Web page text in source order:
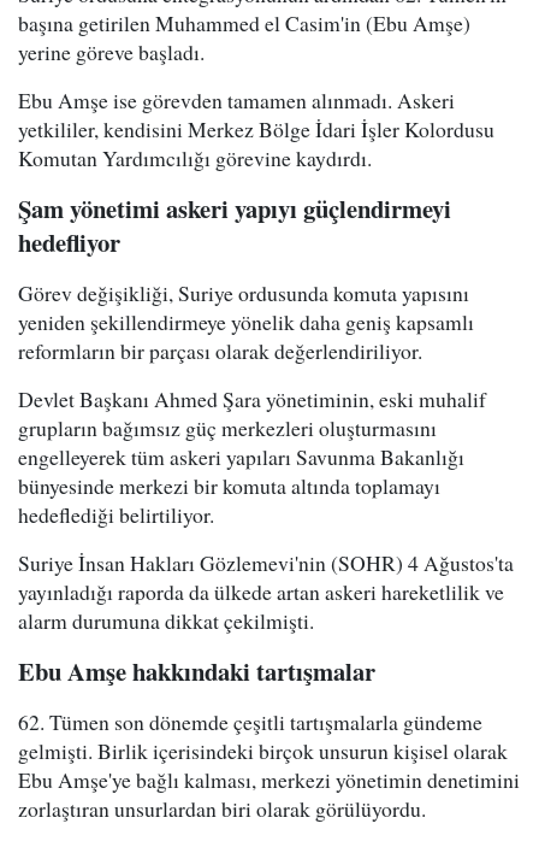
başına getirilen Muhammed el Casim'in (Ebu Amşe)
yerine göreve başladı.
Ebu Amşe ise görevden tamamen alınmadı. Askeri
yetkililer, kendisini Merkez Bölge İdari İşler Kolordusu
Komutan Yardımcılığı görevine kaydırdı.
Şam yönetimi askeri yapıyı güçlendirmeyi
hedefliyor
Görev değişikliği, Suriye ordusunda komuta yapısını
yeniden şekillendirmeye yönelik daha geniş kapsamlı
reformların bir parçası olarak değerlendiriliyor.
Devlet Başkanı Ahmed Şara yönetiminin, eski muhalif
grupların bağımsız güç merkezleri oluşturmasını
engelleyerek tüm askeri yapıları Savunma Bakanlığı
bünyesinde merkezi bir komuta altında toplamayı
hedeflediği belirtiliyor.
Suriye İnsan Hakları Gözlemevi'nin (SOHR) 4 Ağustos'ta
yayınladığı raporda da ülkede artan askeri hareketlilik ve
alarm durumuna dikkat çekilmişti.
Ebu Amşe hakkındaki tartışmalar
62. Tümen son dönemde çeşitli tartışmalarla gündeme
gelmişti. Birlik içerisindeki birçok unsurun kişisel olarak
Ebu Amşe'ye bağlı kalması, merkezi yönetimin denetimini
zorlaştıran unsurlardan biri olarak görülüyordu.